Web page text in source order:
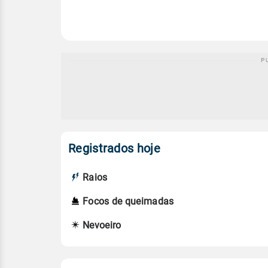
Registrados hoje
Raios
Focos de queimadas
Nevoeiro